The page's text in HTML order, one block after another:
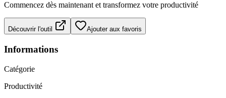
Commencez dès maintenant et transformez votre productivité
Découvrir l'outil Ajouter aux favoris
Informations
Catégorie
Productivité